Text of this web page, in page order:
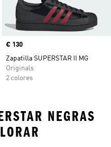
Precio
€ 130
Zapatilla SUPERSTAR II MG
Originals
2 colores
NEGRAS